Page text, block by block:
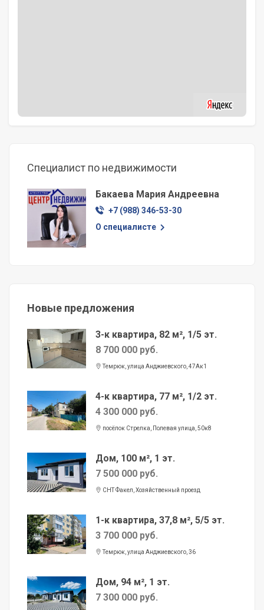
Специалист по недвижимости
Бакаева Мария Андреевна
+7 (988) 346-53-30
О специалисте
Новые предложения
3-к квартира, 82 м², 1/5 эт.
8 700 000 руб.
Темрюк, улица Анджиевского, 47Ак1
4-к квартира, 77 м², 1/2 эт.
4 300 000 руб.
посёлок Стрелка, Полевая улица, 50к8
Дом, 100 м², 1 эт.
7 500 000 руб.
СНТ Факел, Хозяйственный проезд
1-к квартира, 37,8 м², 5/5 эт.
3 700 000 руб.
Темрюк, улица Анджиевского, 36
Дом, 94 м², 1 эт.
7 300 000 руб.